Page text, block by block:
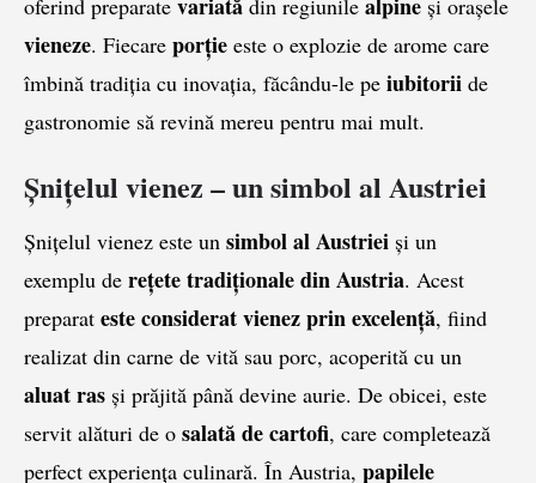
oferind preparate
din regiunile și orașele
vieneze. Fiecare porție este o explozie de arome care
îmbină tradiția cu inovația, făcându-le pe iubitorii de
gastronomie să revină mereu pentru mai mult.
Șnițelul vienez – un simbol al Austriei
Șnițelul vienez este un simbol al Austriei și un
exemplu de rețete tradiționale din Austria. Acest
preparat este consideratvienez prin excelenţă, fiind
realizat din carne de vită sau porc, acoperită cu un
aluat ras și prăjită până devine aurie. De obicei, este
servit alături de o salată de cartofi, care completează
perfect experiența culinară. În Austria, papilele